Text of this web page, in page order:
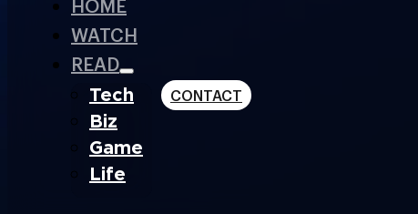
WATCH
READ
Tech
Biz
Game
Life
CONTACT